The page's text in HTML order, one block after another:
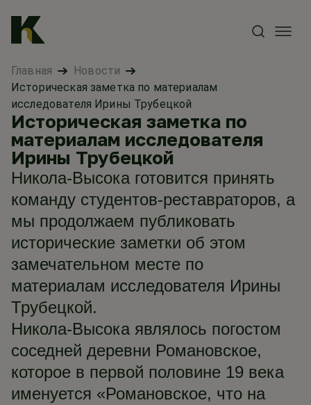
Главная
Новости
Историческая заметка по материалам
исследователя Ирины Трубецкой
Историческая заметка по
материалам исследователя
Ирины Трубецкой
Никола-Высока готовится принять
команду студентов-реставраторов, а
мы продолжаем публиковать
исторические заметки об этом
замечательном месте по
материалам исследователя Ирины
Трубецкой.
Никола-Высока являлось погостом
соседней деревни Романовское,
которое в первой половине 19 века
именуется «Романовское, что на